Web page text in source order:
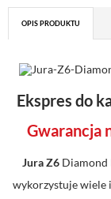
OPIS PRODUKTU
Ekspres do
Gwarancja
Jura Z6Diamond
wykorzystuje wiele